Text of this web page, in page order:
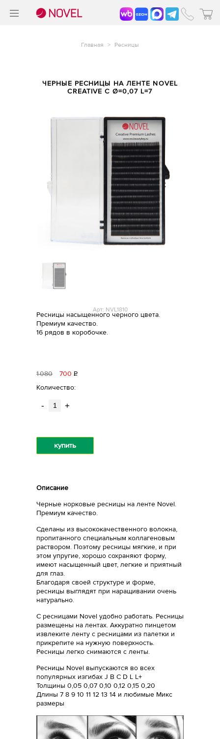
Главная > Ресницы
ЧЕРНЫЕ РЕСНИЦЫ НА ЛЕНТЕ NOVEL
CREATIVE C Ø=0,07 L=7
Арт: NVL1810
Ресницы насыщенного черного цвета.
Премиум качество.
16 рядов в коробочке.
1080 700 Р
Количество:
- +
купить
Описание
Черные норковые ресницы на ленте Novel.
Премиум качество.
Сделаны из высококачественного волокна,
пропитанного специальным коллагеновым
раствором. Поэтому ресницы мягкие, и при
этом упругие, хорошо сохраняют форму,
имеют насыщенный цвет, легкие и приятный
для глаз.
Благодаря своей структуре и форме,
ресницы выглядят при наращивании очень
натурально.
С ресницами Novel удобно работать. Ресницы
размещены на лентах. Аккуратно пинцетом
извлеките ленту с ресницами из палетки и
прикрепите на нужную поверхность.
Ресницы легко снимаются с ленты.
Ресницы Novel выпускаются во всех
популярных изгибах J B C D L L+
Толщины 0,05 0,07 0,10 0,12 0,15 0,20
Длины 7 8 9 10 11 12 13 14 и любимые Микс
размеры